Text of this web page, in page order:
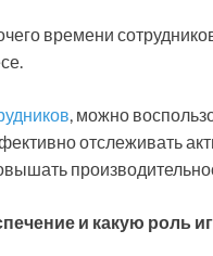
времени
, можно
отслеживать
и какую роль